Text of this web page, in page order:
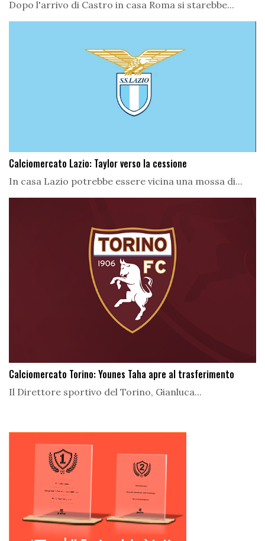
Dopo l'arrivo di Castro in casa Roma si starebbe...
Calciomercato Lazio: Taylor verso la cessione
In casa Lazio potrebbe essere vicina una mossa di...
Calciomercato Torino: Younes Taha apre al trasferimento
Il Direttore sportivo del Torino, Gianluca...